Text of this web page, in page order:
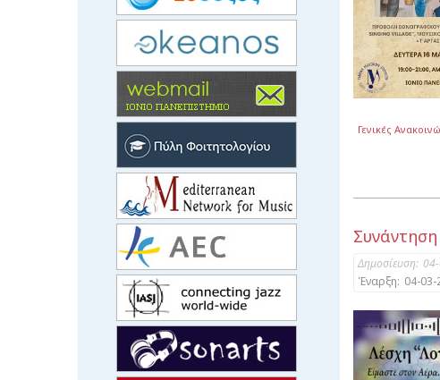
Γενικές
Δημοσίευση:
Έναρξη: 04-03-